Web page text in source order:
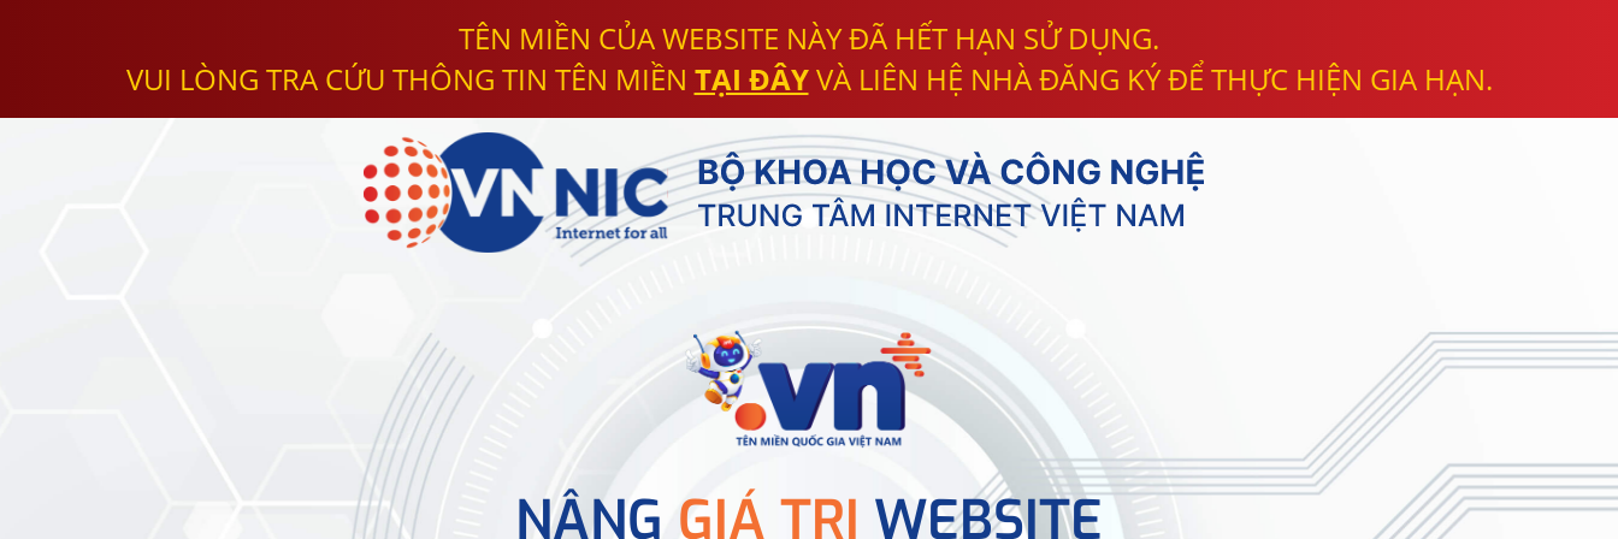
TÊN MIỀN CỦA WEBSITE NÀY ĐÃ HẾT HẠN SỬ DỤNG.
VUI LÒNG TRA CỨU THÔNG TIN TÊN MIỀN TẠI ĐÂYVÀ LIÊN HỆ NHÀ ĐĂNG KÝ ĐỂ THỰC HIỆN GIA HẠN.
NÂNG GIÁ TRỊ WEBSITE